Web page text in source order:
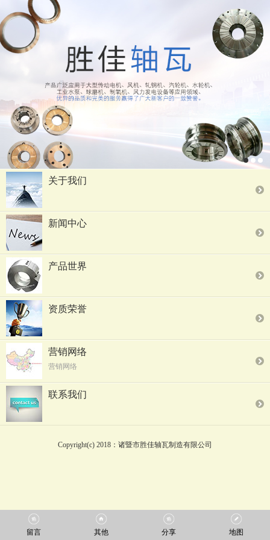
关于我们
新闻中心
产品世界
资质荣誉
营销网络
营销网络
联系我们
Copyright(c) 2018：诸暨市胜佳轴瓦制造有限公司
留言 其他 分享 地图